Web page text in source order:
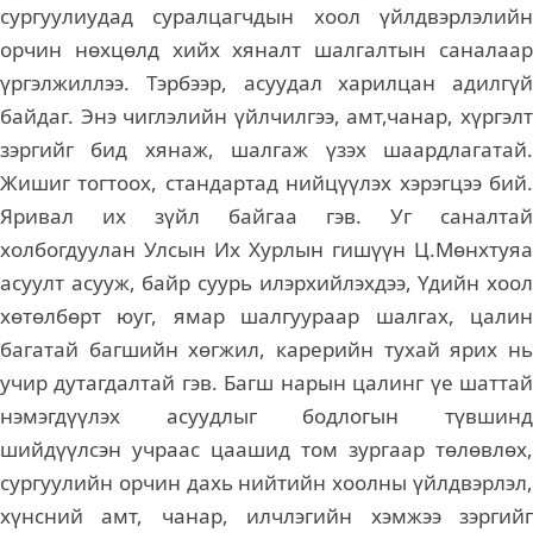
сургуулиудад суралцагчдын хоол үйлдвэрлэлийн
орчин нөхцөлд хийх хяналт шалгалтын саналаар
үргэлжиллээ. Тэрбээр, асуудал харилцан адилгүй
байдаг. Энэ чиглэлийн үйлчилгээ, амт,чанар, хүргэлт
зэргийг бид хянаж, шалгаж үзэх шаардлагатай.
Жишиг тогтоох, стандартад нийцүүлэх хэрэгцээ бий.
Яривал их зүйл байгаа гэв. Уг саналтай
холбогдуулан Улсын Их Хурлын гишүүн Ц.Мөнхтуяа
асуулт асууж, байр суурь илэрхийлэхдээ, Үдийн хоол
хөтөлбөрт юуг, ямар шалгуураар шалгах, цалин
багатай багшийн хөгжил, карерийн тухай ярих нь
учир дутагдалтай гэв. Багш нарын цалинг үе шаттай
нэмэгдүүлэх асуудлыг бодлогын түвшинд
шийдүүлсэн учраас цаашид том зургаар төлөвлөх,
сургуулийн орчин дахь нийтийн хоолны үйлдвэрлэл,
хүнсний амт, чанар, илчлэгийн хэмжээ зэргийг